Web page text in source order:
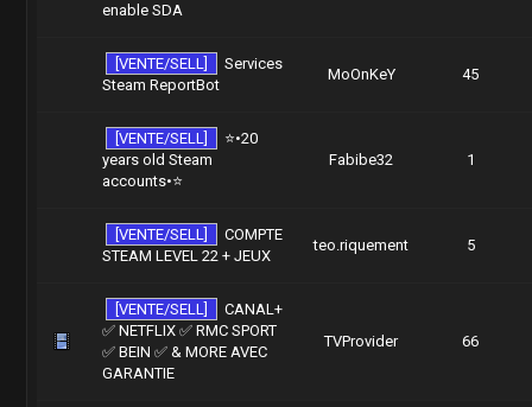
enable SDA
[VENTE/SELL]
Services
Steam ReportBot
MoOnKeY 45
[VENTE/SELL]
⭐️•20
years old Steam
accounts•⭐️
Fabibe32 1
[VENTE/SELL]
COMPTE
STEAM LEVEL 22 + JEUX
teo.riquement 5
[VENTE/SELL]
CANAL+
✅ NETFLIX ✅ RMC SPORT
✅ BEIN ✅ & MORE AVEC
GARANTIE
TVProvider 66